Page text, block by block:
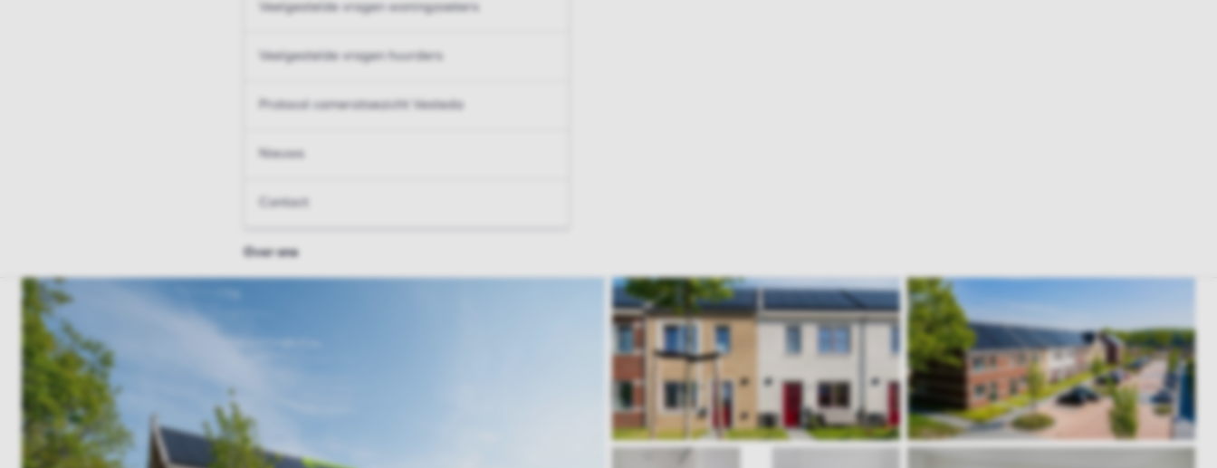
Veelgestelde vragen woningzoekers
Veelgestelde vragen huurders
Protocol cameratoezicht Vesteda
Nieuws
Contact
Over ons